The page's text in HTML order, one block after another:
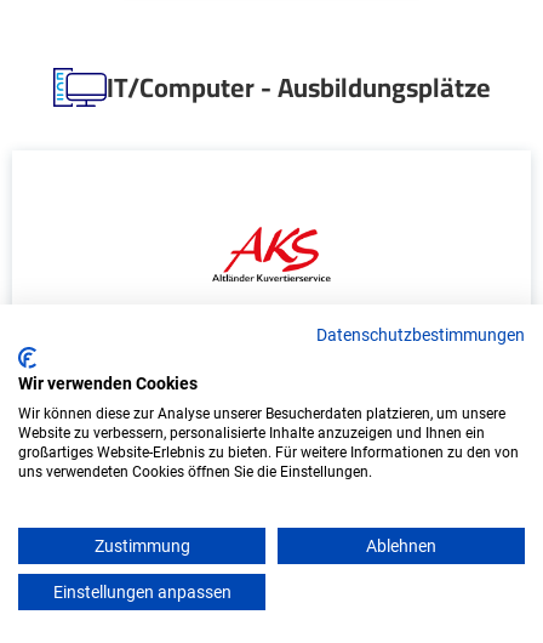
IT/Computer - Ausbildungsplätze
Duales Studium Informatik (B.Sc.) am
virtuellen Campus - Altländer Kuvertier
Service GmbH
Altländer Kuvertier Service GmbH
(Internationale Hochschule)
bundesweit
Datenschutzbestimmungen
Wir verwenden Cookies
Wir können diese zur Analyse unserer Besucherdaten platzieren, um unsere
Website zu verbessern, personalisierte Inhalte anzuzeigen und Ihnen ein
großartiges Website-Erlebnis zu bieten. Für weitere Informationen zu den von
uns verwendeten Cookies öffnen Sie die Einstellungen.
Zustimmung Ablehnen
Einstellungen anpassen